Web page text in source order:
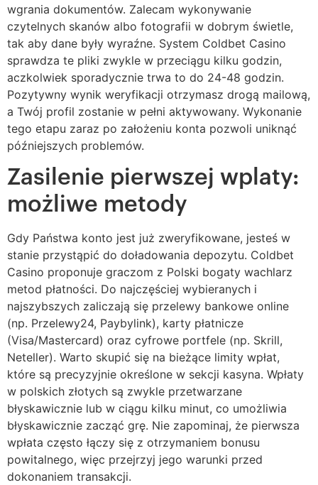
wgrania dokumentów. Zalecam wykonywanie
czytelnych skanów albo fotografii w dobrym świetle,
tak aby dane były wyraźne. System Coldbet Casino
sprawdza te pliki zwykle w przeciągu kilku godzin,
aczkolwiek sporadycznie trwa to do 24-48 godzin.
Pozytywny wynik weryfikacji otrzymasz drogą mailową,
a Twój profil zostanie w pełni aktywowany. Wykonanie
tego etapu zaraz po założeniu konta pozwoli uniknąć
późniejszych problemów.
Zasilenie pierwszej wplaty:
możliwe metody
Gdy Państwa konto jest już zweryfikowane, jesteś w
stanie przystąpić do doładowania depozytu. Coldbet
Casino proponuje graczom z Polski bogaty wachlarz
metod płatności. Do najczęściej wybieranych i
najszybszych zaliczają się przelewy bankowe online
(np. Przelewy24, Paybylink), karty płatnicze
(Visa/Mastercard) oraz cyfrowe portfele (np. Skrill,
Neteller). Warto skupić się na bieżące limity wpłat,
które są precyzyjnie określone w sekcji kasyna. Wpłaty
w polskich złotych są zwykle przetwarzane
błyskawicznie lub w ciągu kilku minut, co umożliwia
błyskawicznie zacząć grę. Nie zapominaj, że pierwsza
wpłata często łączy się z otrzymaniem bonusu
powitalnego, więc przejrzyj jego warunki przed
dokonaniem transakcji.